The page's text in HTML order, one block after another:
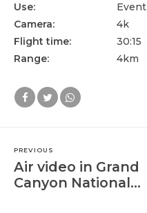
Use:
Event
Camera:
4k
Flight time:
30:15
Range:
4km
PREVIOUS
Air video in Grand
Canyon National